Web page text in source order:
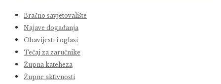
Bračno savjetovalište
Najave događanja
Obavijesti i oglasi
Tečaj za zaručnike
Župna kateheza
Župne aktivnosti